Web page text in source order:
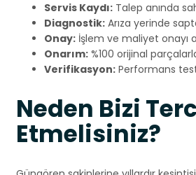
Servis Kaydı: Talep anında
Diagnostik: Arıza yerinde
Onay: İşlem ve maliyet onayı
Onarım: %100 orijinal
Verifikasyon: Performans
Neden Bizi
Etmelisiniz?